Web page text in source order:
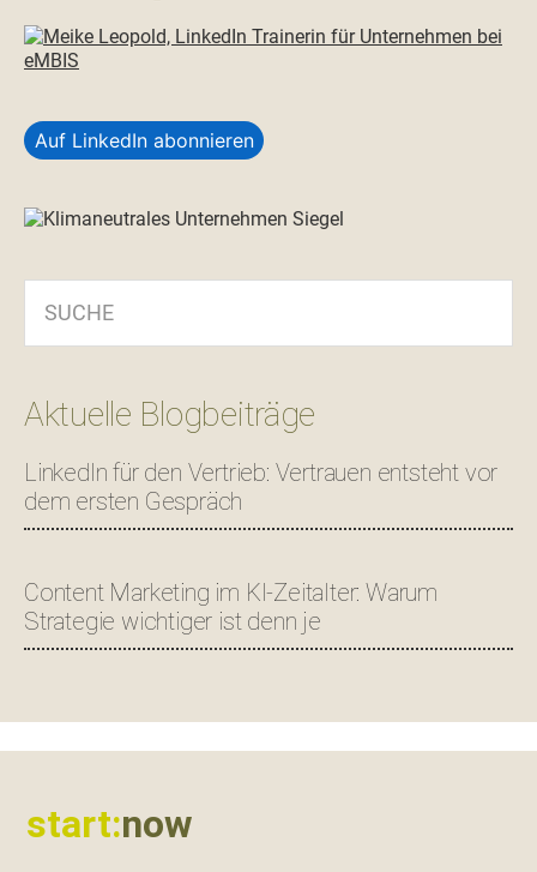
Auf LinkedIn abonnieren
Aktuelle Blogbeiträge
LinkedIn für den Vertrieb: Vertrauen entsteht vor
dem ersten Gespräch
Content Marketing im KI-Zeitalter: Warum
Strategie wichtiger ist denn je
start:now